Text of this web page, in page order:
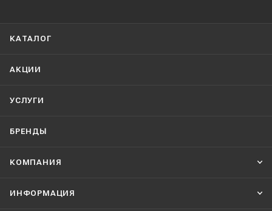
КАТАЛОГ
АКЦИИ
УСЛУГИ
БРЕНДЫ
КОМПАНИЯ
ИНФОРМАЦИЯ